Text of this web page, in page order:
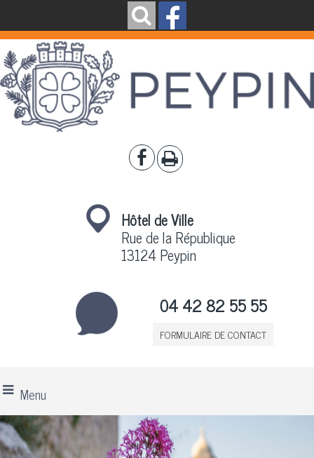
Hôtel de Ville
Rue de la République
13124 Peypin
04 42 82 55 55
FORMULAIRE DE CONTACT
Menu